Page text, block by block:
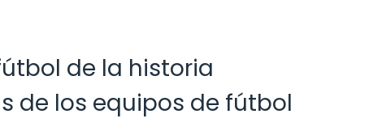
de la historia
de los equipos de fútbol